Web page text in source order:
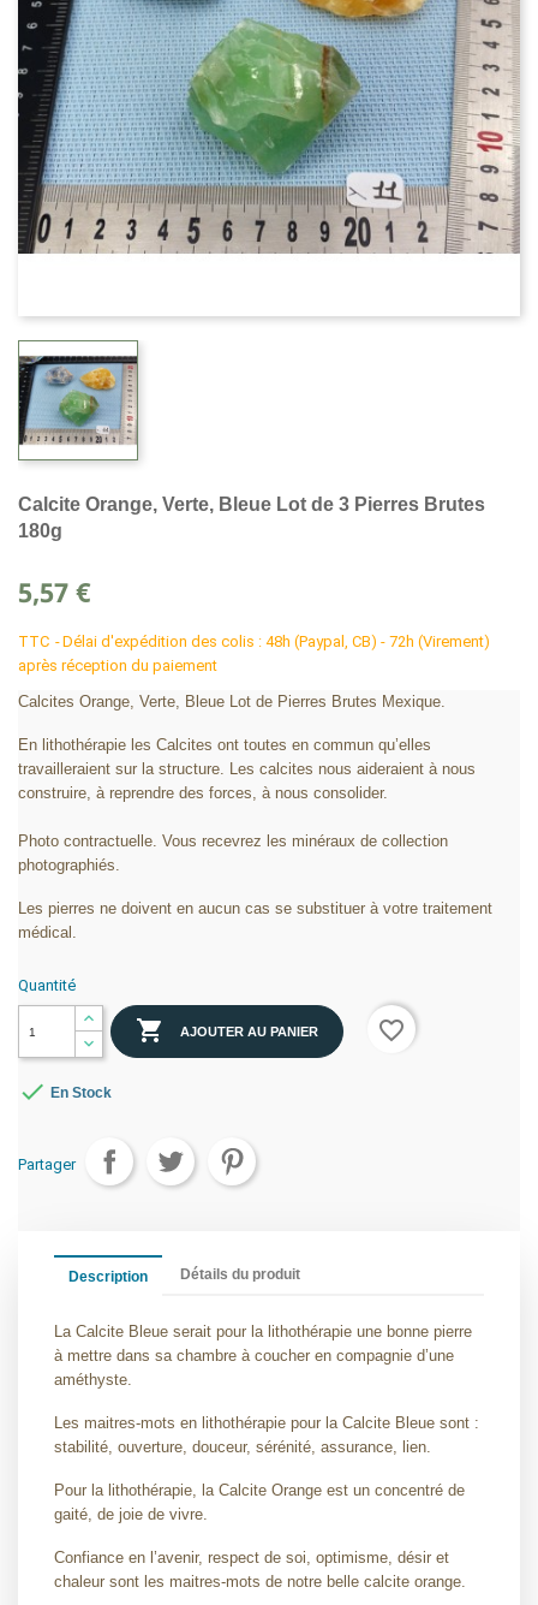
Calcite Orange, Verte, Bleue Lot de 3 Pierres Brutes
180g
5,57 €
TTC
Délai d'expédition des colis : 48h (Paypal, CB) - 72h (Virement)
après réception du paiement
Calcites Orange, Verte, Bleue Lot de Pierres Brutes Mexique.
En lithothérapie les Calcites ont toutes en commun qu’elles
travailleraient sur la structure. Les calcites nous aideraient à nous
construire, à reprendre des forces, à nous consolider.
Photo contractuelle. Vous recevrez les minéraux de collection
photographiés.
Les pierres ne doivent en aucun cas se substituer à votre traitement
médical.
Quantité
 AJOUTER AU PANIER favorite_border
 En Stock
Partager
Description Détails du produit
La Calcite Bleue serait pour la lithothérapie une bonne pierre
à mettre dans sa chambre à coucher en compagnie d’une
améthyste.
Les maitres-mots en lithothérapie pour la Calcite Bleue sont :
stabilité, ouverture, douceur, sérénité, assurance, lien.
Pour la lithothérapie, la Calcite Orange est un concentré de
gaité, de joie de vivre.
Confiance en l’avenir, respect de soi, optimisme, désir et
chaleur sont les maitres-mots de notre belle calcite orange.